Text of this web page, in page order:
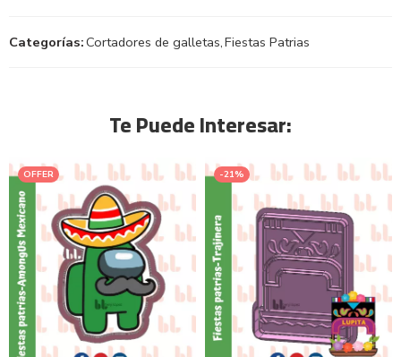
Categorías:Cortadores de galletas,Fiestas Patrias
Te Puede Interesar:
OFFER -21%